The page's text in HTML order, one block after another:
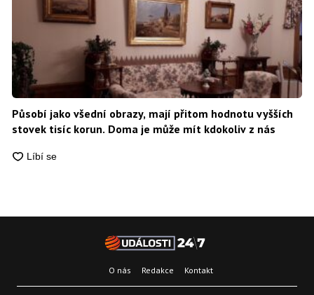
Působí jako všední obrazy, mají přitom hodnotu vyšších
stovek tisíc korun. Doma je může mít kdokoliv z nás
O nás Redakce Kontakt